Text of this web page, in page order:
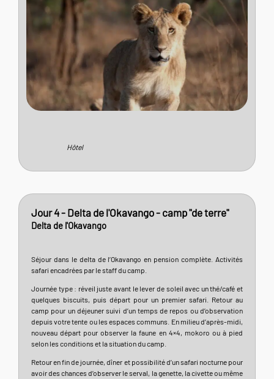
Hôtel
Jour 4 - Delta de l'Okavango - camp "de terre"
Delta de l'Okavango
Séjour dans le delta de l’Okavango en pension complète. Activités
safari encadrées par le staff du camp.
Journée type : réveil juste avant le lever de soleil avec un thé/café et
quelques biscuits, puis départ pour un premier safari. Retour au
camp pour un déjeuner suivi d’un temps de repos ou d’observation
depuis votre tente ou les espaces communs. En milieu d’après-midi,
nouveau départ pour observer la faune en 4×4, mokoro ou à pied
selon les conditions et la situation du camp.
Retour en fin de journée, dîner et possibilité d’un safari nocturne pour
avoir des chances d’observer le serval, la genette, la civette ou même